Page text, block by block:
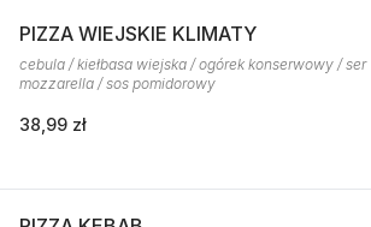
PIZZA WIEJSKIE KLIMATY
cebula / kiełbasa wiejska / ogórek konserwowy / ser
mozzarella / sos pomidorowy
38,99 zł